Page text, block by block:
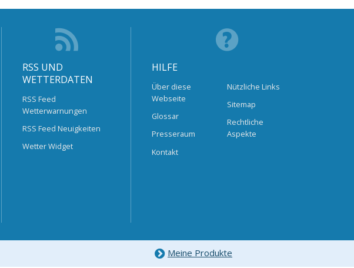
RSS UND
WETTERDATEN
RSS Feed
Wetterwarnungen
RSS Feed Neuigkeiten
Wetter Widget
HILFE
Über diese
Webseite
Glossar
Presseraum
Kontakt
Nützliche Links
Sitemap
Rechtliche
Aspekte
Meine Produkte